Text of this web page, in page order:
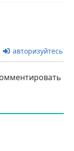
авторизуйтесь